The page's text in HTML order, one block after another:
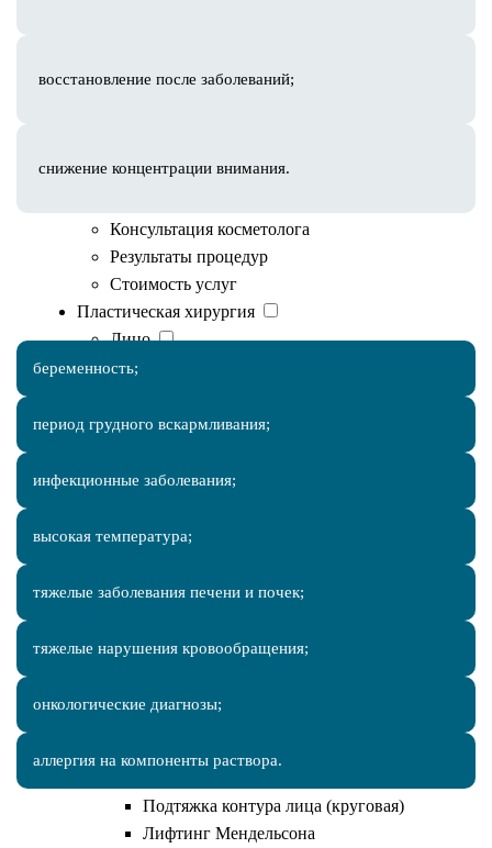
Комбинированная чистка
Лечение акне
Консультация косметолога
Результаты процедур
Стоимость услуг
Пластическая хирургия
Лицо
Височный лифтинг
Подтяжка средней трети лица
Периорбитопластика
Блефаропластика
Круговая блефаропластика
Подтяжка контура лица (круговая)
Лифтинг Мендельсона
восстановление после заболеваний;
снижение концентрации внимания.
Противопоказания
беременность;
период грудного вскармливания;
инфекционные заболевания;
высокая температура;
тяжелые заболевания печени и почек;
тяжелые нарушения кровообращения;
онкологические диагнозы;
аллергия на компоненты раствора.